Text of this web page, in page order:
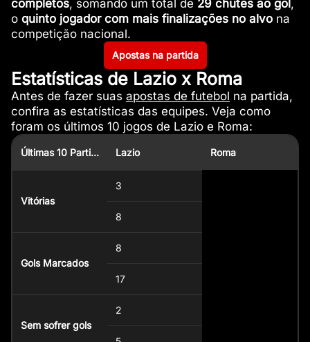
completos, somando um total de 29 chutes ao gol ,
o quinto jogador com mais finalizações no alvona
competição nacional.
Apostas na partida
Estatísticas de Lazio x Roma
Antes de fazer suas apostas de futebol na partida,
confira as estatísticas das equipes. Veja como
foram os últimos 10 jogos de Lazio e Roma:
Últimas 10 Partidas Lazio Roma
Vitórias
3
8
Gols Marcados
8
17
Sem sofrer gols
2